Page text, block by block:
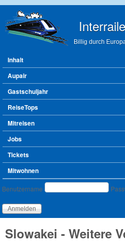
Billig durch
Hauptmenü
Inhalt
Aupair
Gastschuljahr
ReiseTops
Mitreisen
Jobs
Tickets
Mitwohnen
Benutzeranmeldung
Benutzername
Slowakei - Weitere